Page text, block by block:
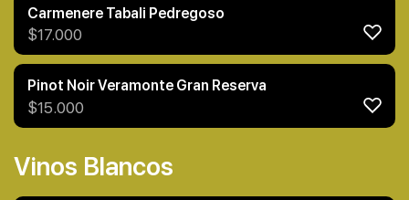
Carmenere Tabali Pedregoso
$17.000
Pinot Noir Veramonte Gran Reserva
$15.000
Vinos Blancos